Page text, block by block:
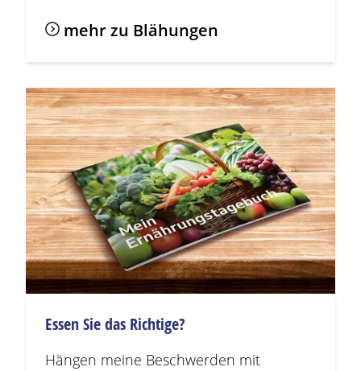
mehr zu Blähungen
Essen Sie das Richtige?
Hängen meine Beschwerden mit